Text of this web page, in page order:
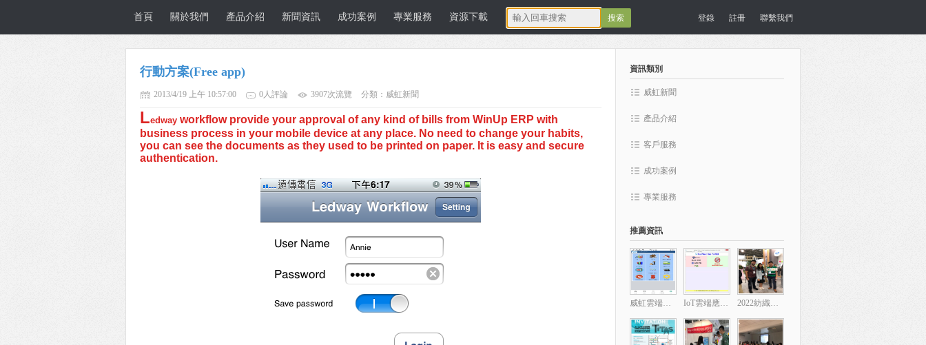
首頁 關於我們 產品介紹 新聞資訊 成功案例 專業服務 資源下載 聯繫我們
註冊
登錄
行動方案(Free app)
2013/4/19 上午 10:57:00 0人評論 3907次流覽 分類：威虹新聞
Ledway workflow provide your approval of any kind of bills from WinUp ERP with
business process in your mobile device at any place. No need to change your habits,
you can see the documents as they used to be printed on paper. It is easy and secure
authentication.
資訊類別
威虹新聞
產品介紹
客戶服務
成功案例
專業服務
推薦資訊
威虹雲端樣品庫存管理 IoT雲端應用於跑碼機與磅秤 2022紡織展現場花絮